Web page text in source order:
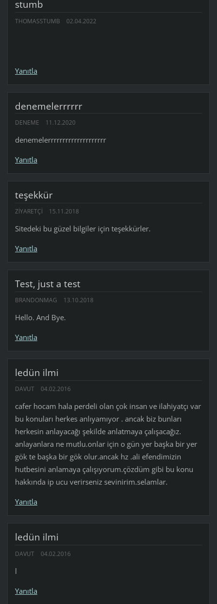
stumb
THOMASSTUMB 02.04.2022
Yanıtla
denemelerrrrrr
DENEME 11.12.2020
denemelerrrrrrrrrrrrrrrrrrrr
Yanıtla
teşekkür
ZIYARETÇI 15.11.2018
Sitedeki bu güzel bilgiler için teşekkürler.
Yanıtla
Test, just a test
BRANDONMAG 13.10.2018
Hello. And Bye.
Yanıtla
ledün ilmi
DAVUT 04.02.2016
cafer hocam hala perdeli olan çok insan ve ilahiyatçı var
bu konuları herkes anlıyamıyor . ancak biz bunları
herkesin anlayacağı şekilde anlatmaya çalışacağız.
anlayanlara ne mutlu.onlar için o gün yer başka bir yer
gök te başka bir gök olur.ancak hz .ali efendimizin
hutbesini anlamaya çalışıyorum.çözdüm gibi bu konu
hakkında ip ucu verirseniz sevinirim.selamlar.
Yanıtla
ledün ilmi
DAVUT 04.02.2016
l
Yanıtla